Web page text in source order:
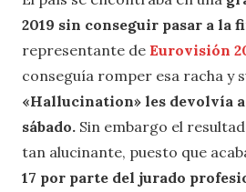
2019 sin conseguir pasar a la
representante de Eurovisión
conseguía romper esa racha y
«Hallucination» les devolvía
sábado. Sin embargo el
tan alucinante, puesto que
17 por parte del jurado